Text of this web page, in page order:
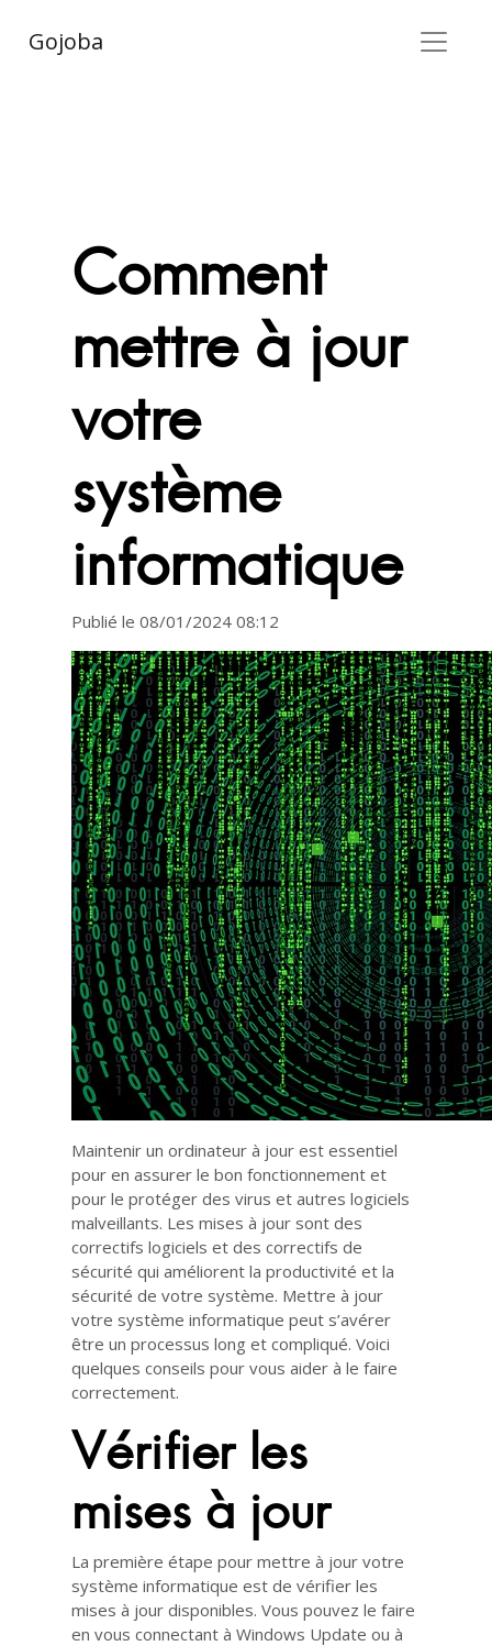
Gojoba
Comment
mettre à jour
votre
système
informatique
Publié le 08/01/2024 08:12
Maintenir un ordinateur à jour est essentiel
pour en assurer le bon fonctionnement et
pour le protéger des virus et autres logiciels
malveillants. Les mises à jour sont des
correctifs logiciels et des correctifs de
sécurité qui améliorent la productivité et la
sécurité de votre système. Mettre à jour
votre système informatique peut s’avérer
être un processus long et compliqué. Voici
quelques conseils pour vous aider à le faire
correctement.
Vérifier les
mises à jour
La première étape pour mettre à jour votre
système informatique est de vérifier les
mises à jour disponibles. Vous pouvez le faire
en vous connectant à Windows Update ou à